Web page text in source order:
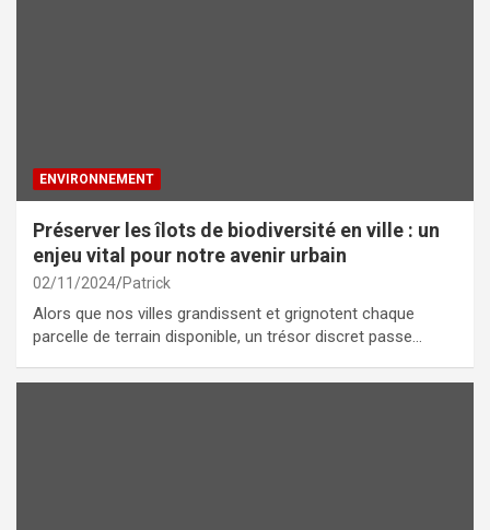
ENVIRONNEMENT
Préserver les îlots de biodiversité en ville : un
enjeu vital pour notre avenir urbain
02/11/2024 Patrick
Alors que nos villes grandissent et grignotent chaque
parcelle de terrain disponible, un trésor discret passe…